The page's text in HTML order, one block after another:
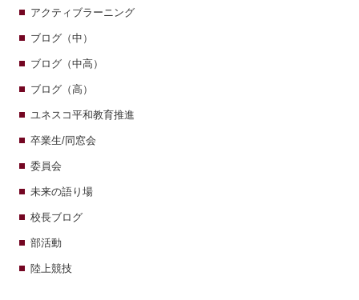
アクティブラーニング
ブログ（中）
ブログ（中高）
ブログ（高）
ユネスコ平和教育推進
卒業生/同窓会
委員会
未来の語り場
校長ブログ
部活動
陸上競技